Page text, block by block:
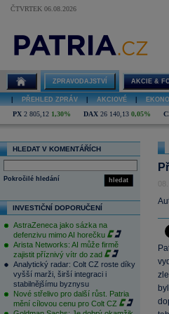
ČTVRTEK 06.08.2026
ZPRAVODAJSTVÍ AKCIE &
PŘEHLED ZPRÁV AKCIOVÉ
PX 2 805,12 1,30% DAX 26 140,13 0,05%
HLEDAT V KOMENTÁŘÍCH
hledat
Pokročilé hledání
INVESTIČNÍ DOPORUČENÍ
AstraZeneca jako sázka na
defenzivu mimo AI horečku
Arista Networks: AI může firmě
zajistit příznivý vítr do zad
Analytický radar: Colt CZ roste díky
vyšší marži, širší integraci i
stabilnějšímu byznysu
Nové střelivo pro další růst. Patria
mění cílovou cenu pro Colt CZ